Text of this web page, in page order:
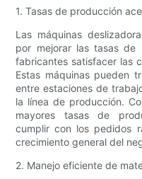
1. Tasas de producción
Las máquinas
por mejorar las tasas
fabricantes satisfacer las
Estas máquinas pueden
entre estaciones de
la línea de producción.
mayores tasas de
cumplir con los pedidos
crecimiento general del
2. Manejo eficiente de